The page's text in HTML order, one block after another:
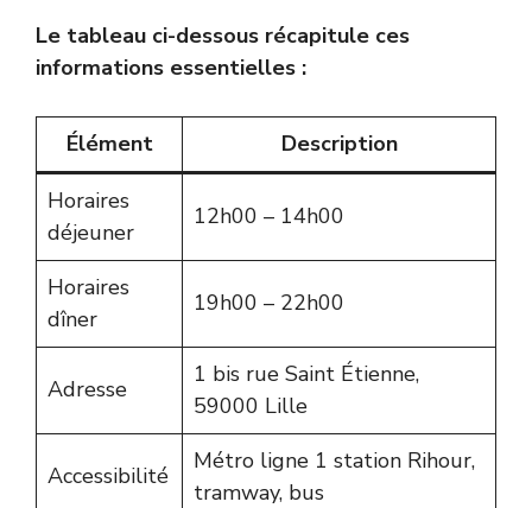
Le tableau ci-dessous récapitule ces
informations essentielles :
Élément
Description
Horaires
déjeuner
12h00 – 14h00
Horaires
dîner
19h00 – 22h00
Adresse
1 bis rue Saint Étienne,
59000 Lille
Accessibilité
Métro ligne 1 station Rihour,
tramway, bus